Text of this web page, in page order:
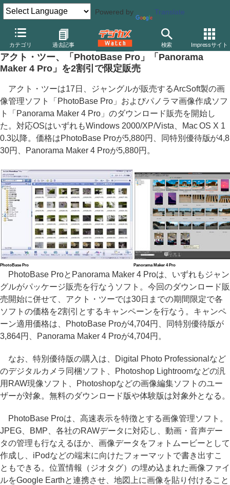
Powered by Translate
カテゴリ 過去記事 検索 Impressサイト
デジカメ Watch PC/モバイル関連 アプリ/ソフトウェア アクト
アクト・ツー、「PhotoBase Pro」「Panorama
Maker 4 Pro」を2割引で限定販売
アクト・ツーは17日、ジャングルが販売するArcSoft製の画
像管理ソフト「PhotoBase Pro」およびパノラマ画像作成ソフ
ト「Panorama Maker 4 Pro」のダウンロード販売を開始し
た。対応OSはいずれもWindows 2000/XP/Vista、Mac OS X 1
0.3以降。価格はPhotoBase Proが5,880円、同特別優待版が4,8
30円、Panorama Maker 4 Proが5,880円。
PhotoBase Pro Panorama Maker 4 Pro
PhotoBase ProとPanorama Maker 4 Proは、いずれもジャン
グルがパッケージ販売を行なうソフト。今回のダウンロード販
売開始に併せて、アクト・ツーでは30日までの期間限定で各
ソフトの価格を2割引とするキャンペーンを行なう。キャンペ
ーン適用価格は、PhotoBase Proが4,704円、同特別優待版が
3,864円、Panorama Maker 4 Proが4,704円。
なお、特別優待版の購入は、Digital Photo Professionalなど
のデジタルカメラ同梱ソフト、Photoshop Lightroomなどの汎
用RAW現像ソフト、Photoshopなどの画像編集ソフトのユー
ザーが対象。無料のダウンロード版や体験版は対象外となる。
PhotoBase Proは、高速表示を特徴とする画像管理ソフト。
JPEG、BMP、各社のRAWデータに対応し、動画・音声デー
タの管理も行なえるほか、画像データをフォトムービーとして
作成し、iPodなどの端末に向けたフォーマットで書き出すこ
ともできる。位置情報（ジオタグ）の埋め込まれた画像ファイ
ルをGoogle Earthと連携させ、地図上に画像を貼り付けること